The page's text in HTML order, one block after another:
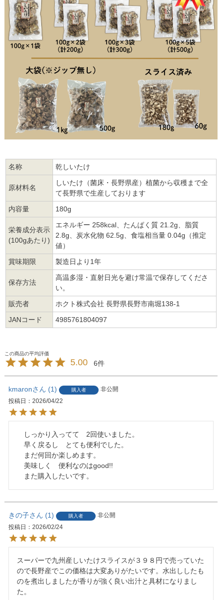
名称 乾しいたけ
原材料名
しいたけ（菌床・長野県産）植菌から収穫まで全
て長野県で生産しております
内容量
180g
栄養成分表示
(100gあたり)
エネルギー 258kcal、たんぱく質 21.2g、脂質
2.8g、炭水化物 62.5g、食塩相当量 0.04g（推定
値）
賞味期限
製造日より1年
保存方法
高温多湿・直射日光を避け常温で保存してくださ
い。
販売者
ホクト株式会社 長野県長野市南堀138-1
JANコード
4985761804097
5.00 6
kmaron 1 購入者
非公開
投稿日
2026/04/22
しっかり入ってて　2回使いました。
早く戻るし　とても便利でした。
まだ何回か楽しめます。
美味しく　便利なのはgood!!
また購入したいです。
きの子 1 購入者
非公開
投稿日
2026/02/24
スーパーで九州産しいたけスライスが３９８円で売っていた
ので長野産でこの価格は大変ありがたいです。水出ししたも
のを煮出しましたが香りが強く良い出汁と具材になりまし
た。